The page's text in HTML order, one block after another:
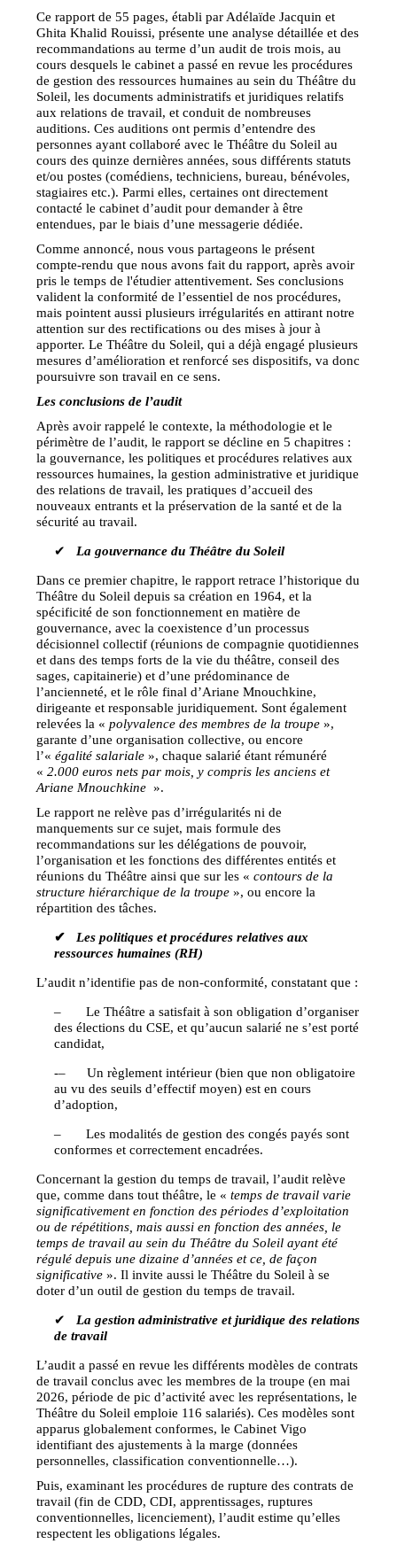
Ce rapport de 55 pages, établi par Adélaïde Jacquin et
Ghita Khalid Rouissi, présente une analyse détaillée et des
recommandations au terme d’un audit de trois mois, au
cours desquels le cabinet a passé en revue les procédures
de gestion des ressources humaines au sein du Théâtre du
Soleil, les documents administratifs et juridiques relatifs
aux relations de travail, et conduit de nombreuses
auditions. Ces auditions ont permis d’entendre des
personnes ayant collaboré avec le Théâtre du Soleil au
cours des quinze dernières années, sous différents statuts
et/ou postes (comédiens, techniciens, bureau, bénévoles,
stagiaires etc.). Parmi elles, certaines ont directement
contacté le cabinet d’audit pour demander à être
entendues, par le biais d’une messagerie dédiée.
Comme annoncé, nous vous partageons le présent
compte-rendu que nous avons fait du rapport, après avoir
pris le temps de l'étudier attentivement. Ses conclusions
valident la conformité de l’essentiel de nos procédures,
mais pointent aussi plusieurs irrégularités en attirant notre
attention sur des rectifications ou des mises à jour à
apporter. Le Théâtre du Soleil, qui a déjà engagé plusieurs
mesures d’amélioration et renforcé ses dispositifs, va donc
poursuivre son travail en ce sens.
Les conclusions de l’audit
Après avoir rappelé le contexte, la méthodologie et le
périmètre de l’audit, le rapport se décline en 5 chapitres :
la gouvernance, les politiques et procédures relatives aux
ressources humaines, la gestion administrative et juridique
des relations de travail, les pratiques d’accueil des
nouveaux entrants et la préservation de la santé et de la
sécurité au travail.
✔
La gouvernance du Théâtre du Soleil
Dans ce premier chapitre, le rapport retrace l’historique du
Théâtre du Soleil depuis sa création en 1964, et la
spécificité de son fonctionnement en matière de
gouvernance, avec la coexistence d’un processus
décisionnel collectif (réunions de compagnie quotidiennes
et dans des temps forts de la vie du théâtre, conseil des
sages, capitainerie) et d’une prédominance de
l’ancienneté, et le rôle final d’Ariane Mnouchkine,
dirigeante et responsable juridiquement. Sont également
relevées la «polyvalence des membres de la troupe »,
garante d’une organisation collective, ou encore
l’«égalité salariale », chaque salarié étant rémunéré
«2.000 euros nets par mois, y compris les anciens et
Ariane Mnouchkine ».
Le rapport ne relève pas d’irrégularités ni de
manquements sur ce sujet, mais formule des
recommandations sur les délégations de pouvoir,
l’organisation et les fonctions des différentes entités et
réunions du Théâtre ainsi que sur les «contours de la
structure hiérarchique de la troupe », ou encore la
répartition des tâches.
✔ Les politiques et procédures relatives aux
ressources humaines (RH)
L’audit n’identifie pas de non-conformité, constatant que :
– Le Théâtre a satisfait à son obligation d’organiser
des élections du CSE, et qu’aucun salarié ne s’est porté
candidat,
-– Un règlement intérieur (bien que non obligatoire
au vu des seuils d’effectif moyen) est en cours
d’adoption,
– Les modalités de gestion des congés payés sont
conformes et correctement encadrées.
Concernant la gestion du temps de travail, l’audit relève
que, comme dans tout théâtre, le «temps de travail varie
significativement en fonction des périodes d’exploitation
ou de répétitions, mais aussi en fonction des années, le
temps de travail au sein du Théâtre du Soleil ayant été
régulé depuis une dizaine d’années et ce, de façon
significative ». Il invite aussi le Théâtre du Soleil à se
doter d’un outil de gestion du temps de travail.
✔ La gestion administrative et juridique des relations
de travail
L’audit a passé en revue les différents modèles de contrats
de travail conclus avec les membres de la troupe (en mai
2026, période de pic d’activité avec les représentations, le
Théâtre du Soleil emploie 116 salariés). Ces modèles sont
apparus globalement conformes, le Cabinet Vigo
identifiant des ajustements à la marge (données
personnelles, classification conventionnelle…).
Puis, examinant les procédures de rupture des contrats de
travail (fin de CDD, CDI, apprentissages, ruptures
conventionnelles, licenciement), l’audit estime qu’elles
respectent les obligations légales.